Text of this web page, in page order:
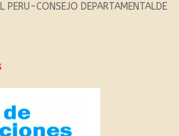
PERU-CONSEJO DEPARTAMENTALDE